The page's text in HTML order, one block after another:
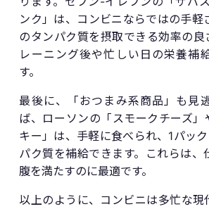
ンク」は、コンビニならではの手軽
のタンパク質を摂取できる効率の良
レーニング後や忙しい日の栄養補
す。
最後に、「おつまみ系商品」も見
ば、ローソンの「スモークチーズ」
キー」は、手軽に食べられ、1パッ
パク質を補給できます。これらは、
腹を満たすのに最適です。
以上のように、コンビニは多忙な現